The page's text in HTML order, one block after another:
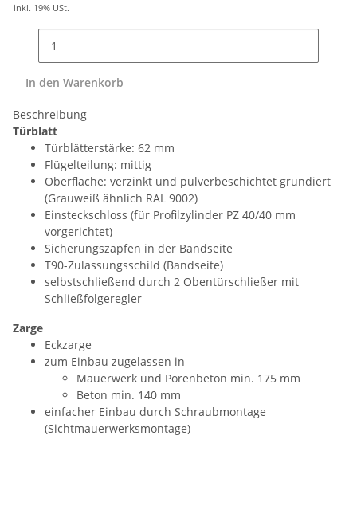
inkl. 19% USt.
In den Warenkorb
Beschreibung
Türblatt
Türblätterstärke: 62 mm
Flügelteilung: mittig
Oberfläche: verzinkt und pulverbeschichtet grundiert
(Grauweiß ähnlich RAL 9002)
Einsteckschloss (für Profilzylinder PZ 40/40 mm
vorgerichtet)
Sicherungszapfen in der Bandseite
T90-Zulassungsschild (Bandseite)
selbstschließend durch 2 Obentürschließer mit
Schließfolgeregler
Zarge
Eckzarge
zum Einbau zugelassen in
Mauerwerk und Porenbeton min. 175 mm
Beton min. 140 mm
einfacher Einbau durch Schraubmontage
(Sichtmauerwerksmontage)